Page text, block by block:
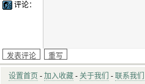
评论：
设置首页 - 加入收藏 - 关于我们 - 联系我们